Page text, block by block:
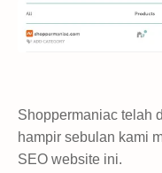
Shoppermaniac telah
hampir sebulan kami
SEO website ini.